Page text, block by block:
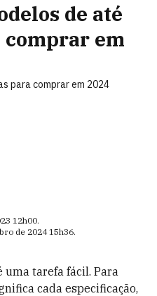
de até
comprar em
para comprar em 2024
12h00.
de 2024 15h36.
tarefa fácil. Para
cada especificação,